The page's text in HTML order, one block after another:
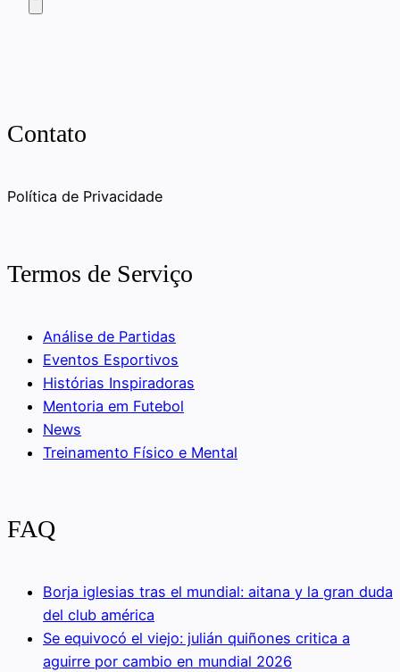
Contato
Política de Privacidade
Termos de Serviço
Análise de Partidas
Eventos Esportivos
Histórias Inspiradoras
Mentoria em Futebol
News
Treinamento Físico e Mental
FAQ
Borja iglesias tras el mundial: aitana y la gran duda
del club américa
Se equivocó el viejo: julián quiñones critica a
aguirre por cambio en mundial 2026